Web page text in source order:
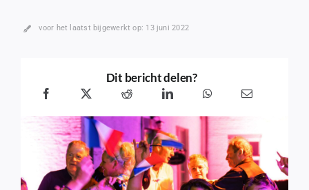
voor het laatst bijgewerkt op: 13 juni 2022
Dit bericht delen?